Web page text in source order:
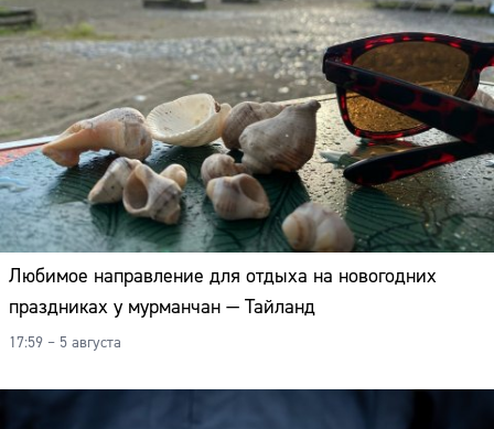
Любимое направление для отдыха на новогодних
праздниках у мурманчан — Тайланд
17:59 – 5 августа